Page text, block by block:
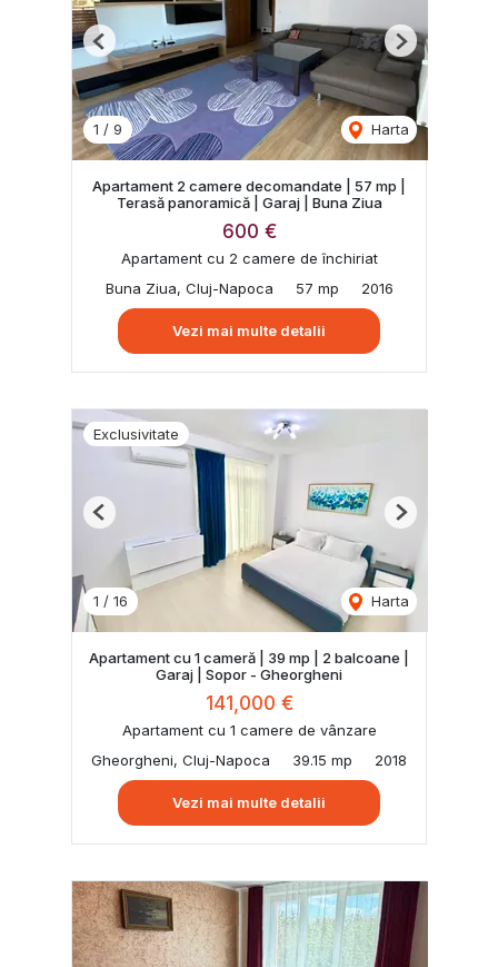
1 / 9 Harta
Previous Next
Apartament 2 camere decomandate | 57 mp |
Terasă panoramică | Garaj | Buna Ziua
600 €
Apartament cu 2 camere de închiriat
Buna Ziua, Cluj-Napoca
57 mp 2016
Vezi mai multe detalii
Exclusivitate
1 / 16 Harta
Previous Next
Apartament cu 1 cameră | 39 mp | 2 balcoane |
Garaj | Sopor - Gheorgheni
141,000 €
Apartament cu 1 camere de vânzare
Gheorgheni, Cluj-Napoca
39.15 mp 2018
Vezi mai multe detalii